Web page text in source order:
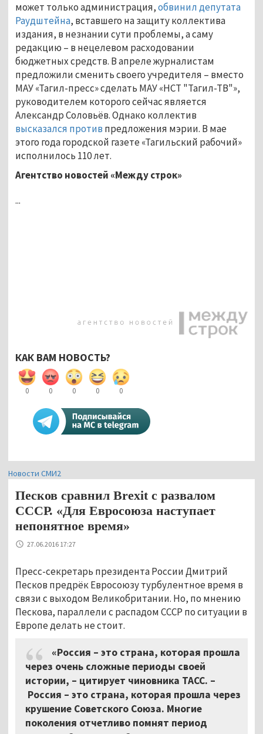
может только администрация,обвинил депутата
Раудштейна, вставшего на защиту коллектива
издания, в незнании сути проблемы, а саму
редакцию – в нецелевом расходовании
бюджетных средств. В апреле журналистам
предложили сменить своего учредителя – вместо
МАУ «Тагил-пресс» сделать МАУ «НСТ "Тагил-ТВ"»,
руководителем которого сейчас является
Александр Соловьёв. Однако коллектив
высказался против предложения мэрии. В мае
этого года городской газете «Тагильский рабочий»
исполнилось 110 лет.
Агентство новостей «Между строк»
...
КАК ВАМ НОВОСТЬ?
0 0 0 0 0
Новости СМИ2
Песков сравнил Brexit с развалом
СССР. «Для Евросоюза наступает
непонятное время»
27.06.2016 17:27
Пресс-секретарь президента России Дмитрий
Песков предрёк Евросоюзу турбулентное время в
связи с выходом Великобритании. Но, по мнению
Пескова, параллели с распадом СССР по ситуации в
Европе делать не стоит.
«Россия – это страна, которая прошла
через очень сложные периоды своей
истории, – цитирует чиновника ТАСС. –
Россия – это страна, которая прошла через
крушение Советского Союза. Многие
поколения отчетливо помнят период